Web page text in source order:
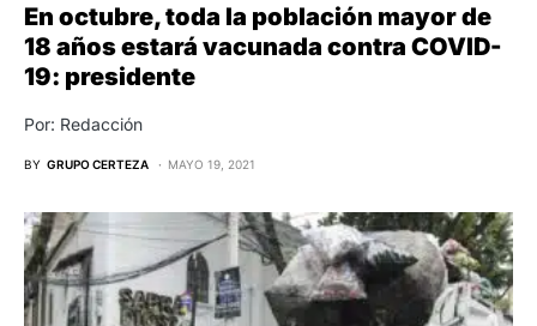
En octubre, toda la población mayor de
18 años estará vacunada contra COVID-
19: presidente
Por: Redacción
BY GRUPO CERTEZA MAYO 19, 2021